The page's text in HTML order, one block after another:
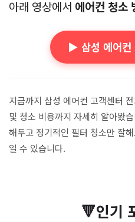
아래 영상에서 에어컨 청소
▶️ 삼성 에어컨
지금까지 삼성 에어컨 고객센터
및 청소 비용까지 자세히 알아봤
해두고 정기적인 필터 청소만 잘
일 수 있습니다.
🔻인기